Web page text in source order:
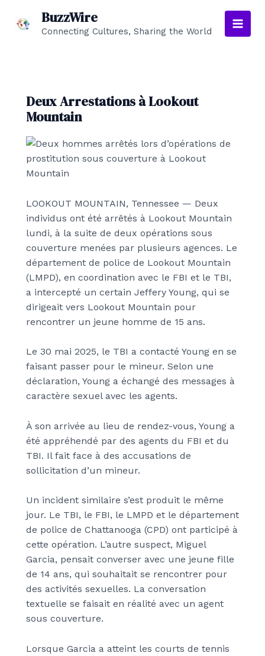
BuzzWire
Connecting Cultures, Sharing the World
Main
Deux Arrestations à Lookout
Mountain
LOOKOUT MOUNTAIN, Tennessee — Deux
individus ont été arrêtés à Lookout Mountain
lundi, à la suite de deux opérations sous
couverture menées par plusieurs agences. Le
département de police de Lookout Mountain
(LMPD), en coordination avec le FBI et le TBI,
a intercepté un certain Jeffery Young, qui se
dirigeait vers Lookout Mountain pour
rencontrer un jeune homme de 15 ans.
Le 30 mai 2025, le TBI a contacté Young en se
faisant passer pour le mineur. Selon une
déclaration, Young a échangé des messages à
caractère sexuel avec les agents.
À son arrivée au lieu de rendez-vous, Young a
été appréhendé par des agents du FBI et du
TBI. Il fait face à des accusations de
sollicitation d’un mineur.
Un incident similaire s’est produit le même
jour. Le TBI, le FBI, le LMPD et le département
de police de Chattanooga (CPD) ont participé à
cette opération. L’autre suspect, Miguel
Garcia, pensait converser avec une jeune fille
de 14 ans, qui souhaitait se rencontrer pour
des activités sexuelles. La conversation
textuelle se faisait en réalité avec un agent
sous couverture.
Lorsque Garcia a atteint les courts de tennis